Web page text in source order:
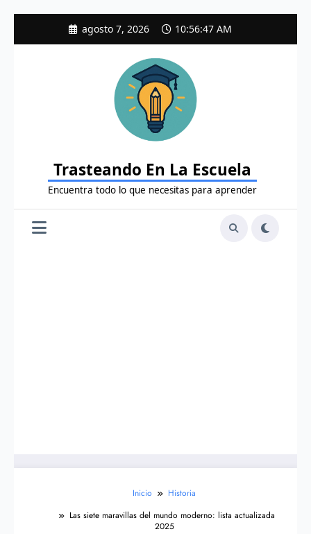
agosto 7, 2026 10:56:48 AM
Trasteando En La Escuela
Encuentra todo lo que necesitas para aprender
Inicio
Historia
Las siete maravillas del mundo moderno: lista actualizada
2025